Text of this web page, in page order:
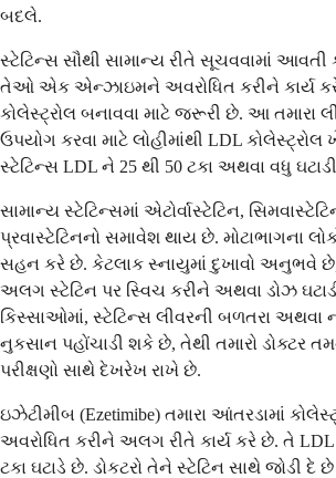
બદલે.
સ્ટેટિન્સ સૌથી સામાન્ય રીતે સૂચવવામાં આવતી
તેઓ એક એન્ઝાઇમને અવરોધિત કરીને કાર્ય
કોલેસ્ટ્રોલ બનાવવા માટે જરૂરી છે. આ તમારા
ઉપયોગ કરવા માટે લોહીમાંથી LDL
સ્ટેટિન્સ LDL ને 25 થી 50 ટકા અથવા વધુ
સામાન્ય સ્ટેટિન્સમાં એટોર્વાસ્ટેટિન,
પ્રવાસ્ટેટિનનો સમાવેશ થાય છે. મોટાભાગના
સહન કરે છે. કેટલાક સ્નાયુમાં દુખાવો અનુભવે
અલગ સ્ટેટિન પર સ્વિચ કરીને અથવા ડોઝ
કિસ્સાઓમાં, સ્ટેટિન્સ લીવરની બળતરા અથવા
નુકસાન પહોંચાડી શકે છે, તેથી તમારો ડોક્ટર
પરીક્ષણો સાથે દેખરેખ રાખે છે.
ઇઝેટીમીબ (Ezetimibe) તમારા આંતરડામાં
અવરોધિત કરીને અલગ રીતે કાર્ય કરે છે. તે
ટકા ઘટાડે છે. ડોકટરો તેને સ્ટેટિન સાથે જોડી દે